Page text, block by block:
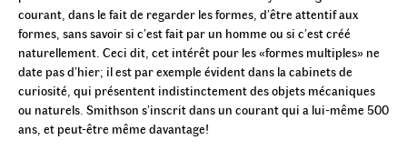
courant, dans le fait de regarder les formes, d’être attentif aux
formes, sans savoir si c’est fait par un homme ou si c’est créé
naturellement. Ceci dit, cet intérêt pour les «formes multiples» ne
date pas d’hier; il est par exemple évident dans la cabinets de
curiosité, qui présentent indistinctement des objets mécaniques
ou naturels. Smithson s’inscrit dans un courant qui a lui-même 500
ans, et peut-être même davantage!